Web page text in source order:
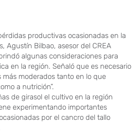
productivas ocasionadas en la
Agustín Bilbao, asesor del CREA
algunas consideraciones para
en la región. Señaló que es necesario
más moderados tanto en lo que
a nutrición”.
de girasol el cultivo en la región
experimentando importantes
por el cancro del tallo